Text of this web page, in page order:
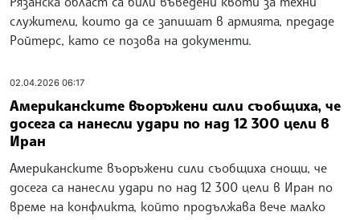
служители, които да се запишат в армията, предаде
Ройтерс, като се позова на документи.
02.04.2026 06:17
Американските въоръжени сили съобщиха, че
досега са нанесли удари по над 12 300 цели в
Иран
Американските въоръжени сили съобщиха снощи, че
досега са нанесли удари по над 12 300 цели в Иран по
време на конфликта, който продължава вече малко